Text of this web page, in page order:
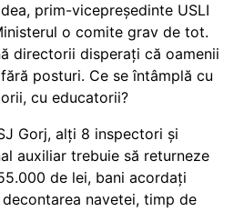
prim-vicepreședinte USLI
o comite grav de tot.
directorii disperați că oamenii
posturi. Ce se întâmplă cu
cu educatorii?
Gorj, alți 8 inspectori și
auxiliar trebuie să returneze
de lei, bani acordați
navetei, timp de